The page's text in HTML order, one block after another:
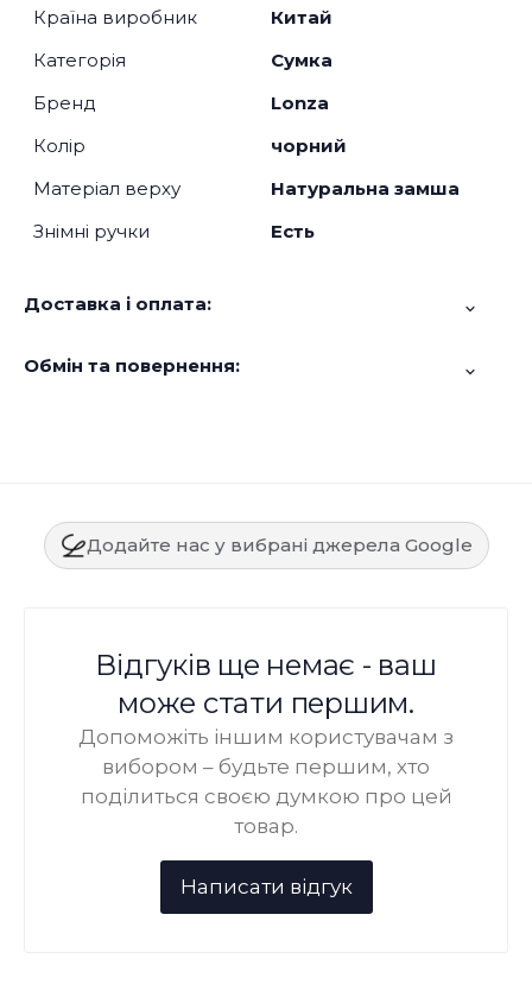
Країна виробник
Китай
Категорія
Сумка
Бренд
Lonza
Колір
чорний
Матеріал верху
Натуральна замша
Знімні ручки
Есть
Доставка і оплата:
Обмін та повернення:
Додайте нас у вибрані джерела Google
Відгуків ще немає - ваш
може стати першим.
Допоможіть іншим користувачам з
вибором – будьте першим, хто
поділиться своєю думкою про цей
товар.